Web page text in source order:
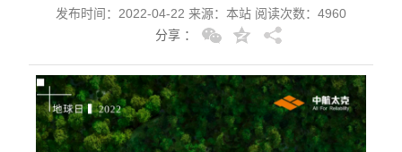
发布时间：2022-04-22 来源：本站 阅读次数：4960
分享 ：